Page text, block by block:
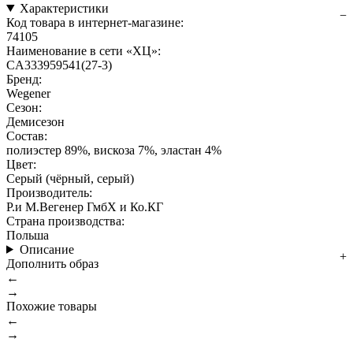
Характеристики
Код товара в интернет-магазине:
74105
Наименование в сети «ХЦ»:
CA333959541(27-3)
Бренд:
Wegener
Сезон:
Демисезон
Состав:
полиэстер 89%, вискоза 7%, эластан 4%
Цвет:
Серый (чёрный, серый)
Производитель:
Р.и М.Вегенер ГмбХ и Ко.КГ
Страна производства:
Польша
Описание
Дополнить образ
←
→
Похожие товары
←
→